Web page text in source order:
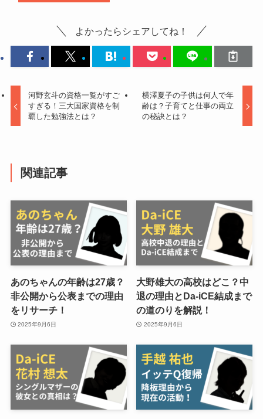
よかったらシェアしてね！
河野玄斗の資格一覧がすご
すぎる！三大国家資格を制
覇した勉強法とは？
横澤夏子の子供は何人で年
齢は？子育てと仕事の両立
の秘訣とは？
関連記事
あのちゃんの年齢は27歳？
非公開から公表までの理由
をリサーチ！
2025年9月6日
大野雄大の高校はどこ？中
退の理由とDa-iCE結成まで
の道のりを解説！
2025年9月6日